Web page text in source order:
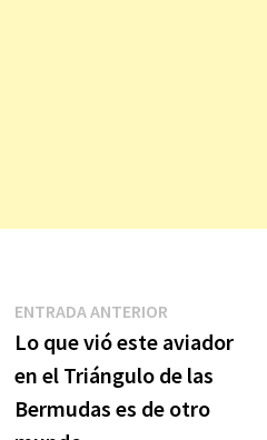
Navegación
de
entradas
ENTRADA ANTERIOREntrada
anterior:
Lo que vió este aviador
en el Triángulo de las
Bermudas es de otro